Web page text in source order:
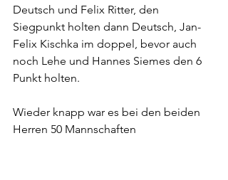
Deutsch und Felix Ritter, den
Siegpunkt holten dann Deutsch, Jan-
Felix Kischka im doppel, bevor auch
noch Lehe und Hannes Siemes den 6
Punkt holten.
Wieder knapp war es bei den beiden
Herren 50 Mannschaften